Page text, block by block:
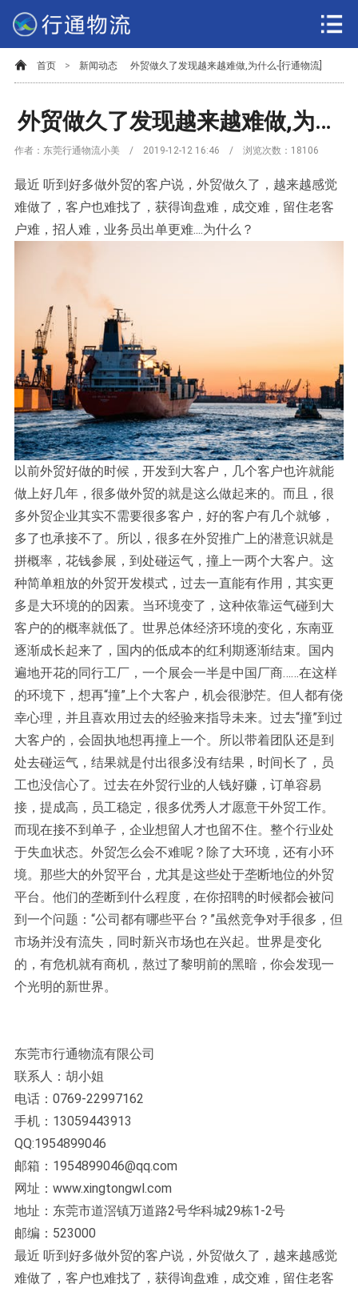
首页 > 新闻动态 外贸做久了发现越来越难做,为什么-[行通物流]
外贸做久了发现越来越难做,为什么-[行通物流]
作者：东莞行通物流小美 / 2019-12-12 16:46 / 浏览次数： 18106
最近 听到好多做外贸的客户说，外贸做久了，越来越感觉
难做了，客户也难找了，获得询盘难，成交难，留住老客
户难，招人难，业务员出单更难....为什么？
以前外贸好做的时候，开发到大客户，几个客户也许就能
做上好几年，很多做外贸的就是这么做起来的。而且，很
多外贸企业其实不需要很多客户，好的客户有几个就够，
多了也承接不了。所以，很多在外贸推广上的潜意识就是
拼概率，花钱参展，到处碰运气，撞上一两个大客户。这
种简单粗放的外贸开发模式，过去一直能有作用，其实更
多是大环境的的因素。当环境变了，这种依靠运气碰到大
客户的的概率就低了。世界总体经济环境的变化，东南亚
逐渐成长起来了，国内的低成本的红利期逐渐结束。国内
遍地开花的同行工厂，一个展会一半是中国厂商……在这样
的环境下，想再“撞”上个大客户，机会很渺茫。但人都有侥
幸心理，并且喜欢用过去的经验来指导未来。过去“撞”到过
大客户的，会固执地想再撞上一个。所以带着团队还是到
处去碰运气，结果就是付出很多没有结果，时间长了，员
工也没信心了。过去在外贸行业的人钱好赚，订单容易
接，提成高，员工稳定，很多优秀人才愿意干外贸工作。
而现在接不到单子，企业想留人才也留不住。整个行业处
于失血状态。外贸怎么会不难呢？除了大环境，还有小环
境。那些大的外贸平台，尤其是这些处于垄断地位的外贸
平台。他们的垄断到什么程度，在你招聘的时候都会被问
到一个问题：“公司都有哪些平台？”虽然竞争对手很多，但
市场并没有流失，同时新兴市场也在兴起。世界是变化
的，有危机就有商机，熬过了黎明前的黑暗，你会发现一
个光明的新世界。
东莞市行通物流有限公司
联系人：胡小姐
电话：0769-22997162
手机：13059443913
QQ:1954899046
邮箱：1954899046@qq.com
网址：www.xingtongwl.com
地址：东莞市道滘镇万道路2号华科城29栋1-2号
邮编：523000
最近 听到好多做外贸的客户说，外贸做久了，越来越感觉
难做了，客户也难找了，获得询盘难，成交难，留住老客